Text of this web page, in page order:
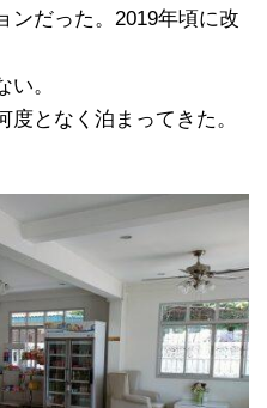
ンだった。2019年頃に改
。
度となく泊まってきた。